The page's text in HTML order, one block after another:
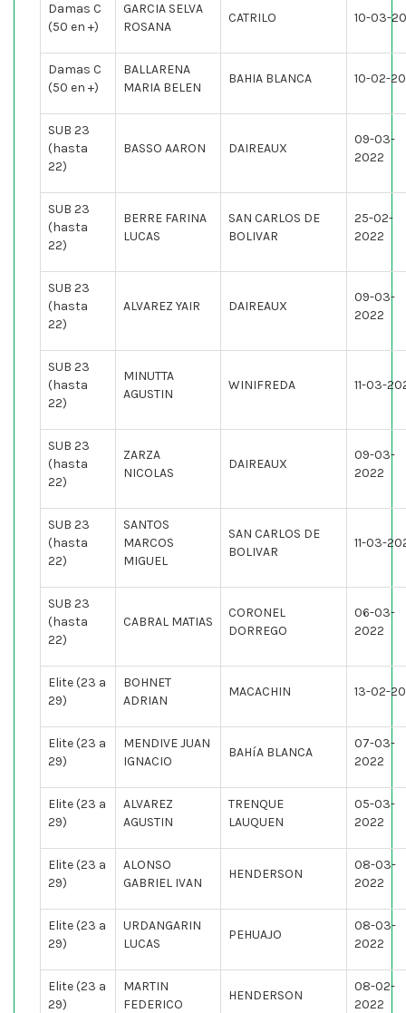
Damas C
(50 en +)
GARCIA SELVA
ROSANA
CATRILO 10-03-
Damas C
(50 en +)
BALLARENA
MARIA BELEN
BAHIA BLANCA 10-02-
SUB 23
(hasta
22)
BASSO AARON DAIREAUX
09-03-
2022
SUB 23
(hasta
22)
BERRE FARINA
LUCAS
SAN CARLOS DE
BOLIVAR
25-02-
2022
SUB 23
(hasta
22)
ALVAREZ YAIR DAIREAUX
09-03-
2022
SUB 23
(hasta
22)
MINUTTA
AGUSTIN
WINIFREDA 11-03-
SUB 23
(hasta
22)
ZARZA
NICOLAS
DAIREAUX
09-03-
2022
SUB 23
(hasta
22)
SANTOS
MARCOS
MIGUEL
SAN CARLOS DE
BOLIVAR
11-03-
SUB 23
(hasta
22)
CABRAL MATIAS
CORONEL
DORREGO
06-03-
2022
Elite (23 a
29)
BOHNET
ADRIAN
MACACHIN 13-02-
Elite (23 a
29)
MENDIVE JUAN
IGNACIO
BAHíA BLANCA
07-03-
2022
Elite (23 a
29)
ALVAREZ
AGUSTIN
TRENQUE
LAUQUEN
05-03-
2022
Elite (23 a
29)
ALONSO
GABRIEL IVAN
HENDERSON
08-03-
2022
Elite (23 a
29)
URDANGARIN
LUCAS
PEHUAJO
08-03-
2022
Elite (23 a
29)
MARTIN
FEDERICO
HENDERSON
08-02-
2022